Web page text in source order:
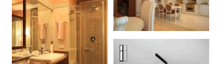
Аpatment in Moscow